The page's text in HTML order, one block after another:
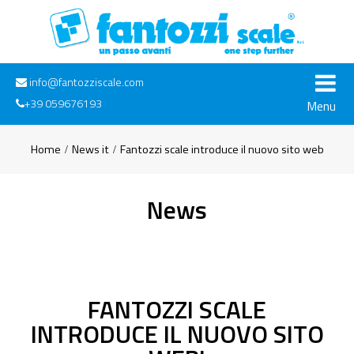
info@fantozziscale.com
+39 059676193
Menu
Home News it Fantozzi scale introduce il nuovo sito web
News
FANTOZZI SCALE
INTRODUCE IL NUOVO SITO